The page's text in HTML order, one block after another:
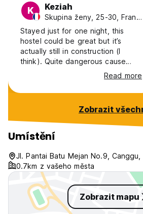
K Keziah
Skupina ženy, 25-30, France
Stayed just for one night, this
hostel could be great but it’s
actually still in construction (I
think). Quite dangerous cause
multiple floors without fences and
stairs are dangerous too. No sink
in the double room.
Read more
Zobrazit
Umístění
Jl. Pantai Batu Mejan No.9, Canggu,
0.7km z vašeho města
Zobrazit mapu